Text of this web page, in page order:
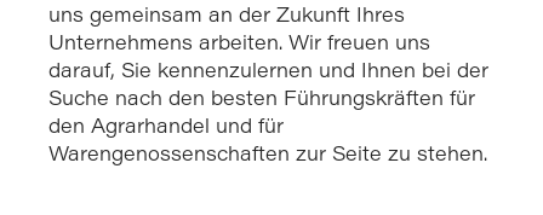
uns gemeinsam an der Zukunft Ihres
Unternehmens arbeiten. Wir freuen uns
darauf, Sie kennenzulernen und Ihnen bei der
Suche nach den besten Führungskräften für
den Agrarhandel und für
Warengenossenschaften zur Seite zu stehen.